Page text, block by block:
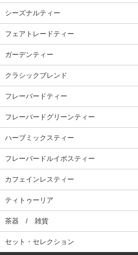
シーズナルティー
フェアトレードティー
ガーデンティー
クラシックブレンド
フレーバードティー
フレーバードグリーンティー
ハーブミックスティー
フレーバードルイボスティー
カフェインレスティー
ティトゥーリア
茶器 / 雑貨
セット・セレクション